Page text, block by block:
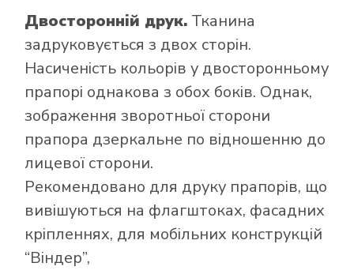
Двосторонній друк. Тканина
задруковується з двох сторін.
Насиченість кольорів у двосторонньому
прапорі однакова з обох боків. Однак,
зображення зворотньої сторони
прапора дзеркальне по відношенню до
лицевої сторони.
Рекомендовано для друку прапорів, що
вивішуються на флагштоках, фасадних
кріпленнях, для мобільних конструкцій
“Віндер”,